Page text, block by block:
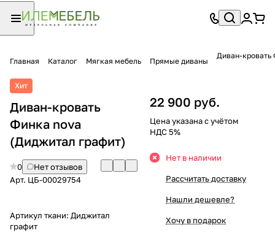
Главная Каталог Мягкая мебель Прямые диваны
Диван-кровать
Хит
Диван-кровать
Финка nova
(Диджитал графит)
0
Нет отзывов
Арт. ЦБ-00029754
Артикул ткани: Диджитал
графит
22 900 руб.
Цена указана с учётом
НДС 5%
Нет в наличии
Рассчитать доставку
Нашли дешевле?
Хочу в подарок